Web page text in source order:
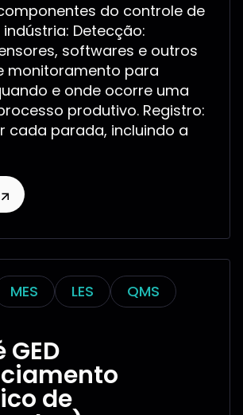
do controle de
Detecção:
softwares e outros
monitoramento para
e onde ocorre uma
produtivo. Registro:
cada parada, incluindo a
MES LES QMS
GED
de